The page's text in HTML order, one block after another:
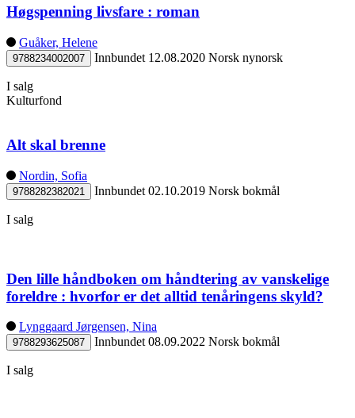
Høgspenning livsfare : roman
Guåker, Helene
9788234002007 Innbundet 12.08.2020 Norsk nynorsk
I salg
Kulturfond
Alt skal brenne
Nordin, Sofia
9788282382021 Innbundet 02.10.2019 Norsk bokmål
I salg
Den lille håndboken om håndtering av vanskelige
foreldre : hvorfor er det alltid tenåringens skyld?
Lynggaard Jørgensen, Nina
9788293625087 Innbundet 08.09.2022 Norsk bokmål
I salg